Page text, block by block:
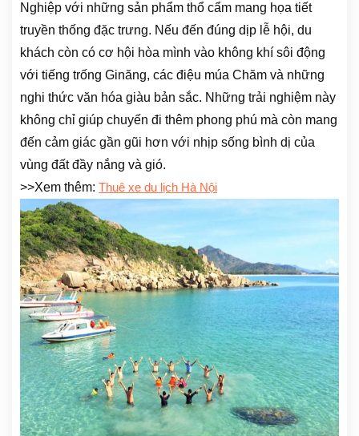
Nghiệp với những sản phẩm thổ cẩm mang họa tiết
truyền thống đặc trưng. Nếu đến đúng dịp lễ hội, du
khách còn có cơ hội hòa mình vào không khí sôi động
với tiếng trống Ginăng, các điệu múa Chăm và những
nghi thức văn hóa giàu bản sắc. Những trải nghiệm này
không chỉ giúp chuyến đi thêm phong phú mà còn mang
đến cảm giác gần gũi hơn với nhịp sống bình dị của
vùng đất đầy nắng và gió.
>>Xem thêm: Thuê xe du lịch Hà Nội